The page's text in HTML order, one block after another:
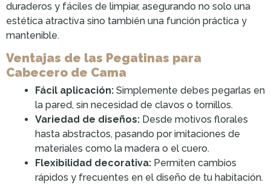
duraderos y fáciles de limpiar, asegurando no solo una
estética atractiva sino también una función práctica y
mantenible.
Ventajas de las Pegatinas para
Cabecero de Cama
Fácil aplicación: Simplemente debes pegarlas en
la pared, sin necesidad de clavos o tornillos.
Variedad de diseños: Desde motivos florales
hasta abstractos, pasando por imitaciones de
materiales como la madera o el cuero.
Flexibilidad decorativa: Permiten cambios
rápidos y frecuentes en el diseño de tu habitación.